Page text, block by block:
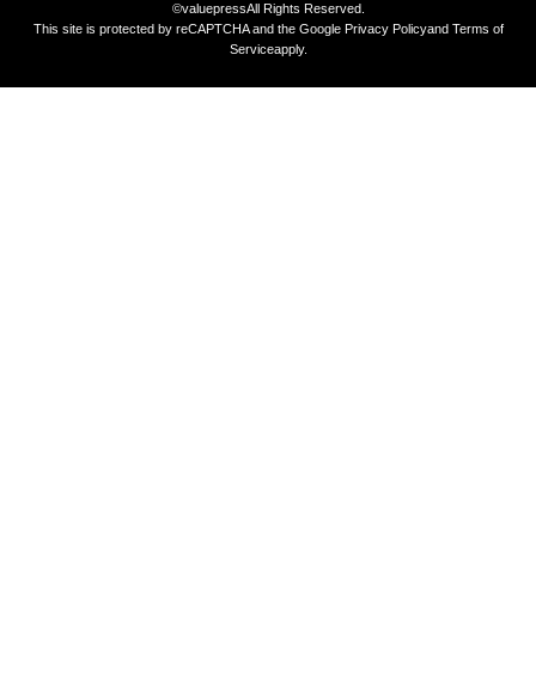
©valuepressAll Rights Reserved.
This site is protected by reCAPTCHA and the GooglePrivacy Policyand Terms of
Serviceapply.